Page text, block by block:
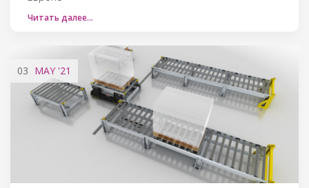
Читать далее…
03 MAY '21